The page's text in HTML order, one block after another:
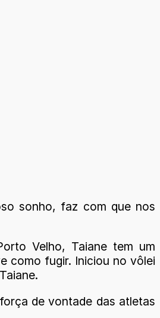
sonho, faz com que nos
Velho, Taiane tem um
como fugir. Iniciou no vôlei
de vontade das atletas